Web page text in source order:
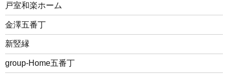
戸室和楽ホーム
金澤五番丁
新竪縁
group-Home五番丁